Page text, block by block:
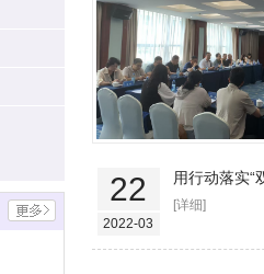
22
2022-03
用行动落实“
[详细]